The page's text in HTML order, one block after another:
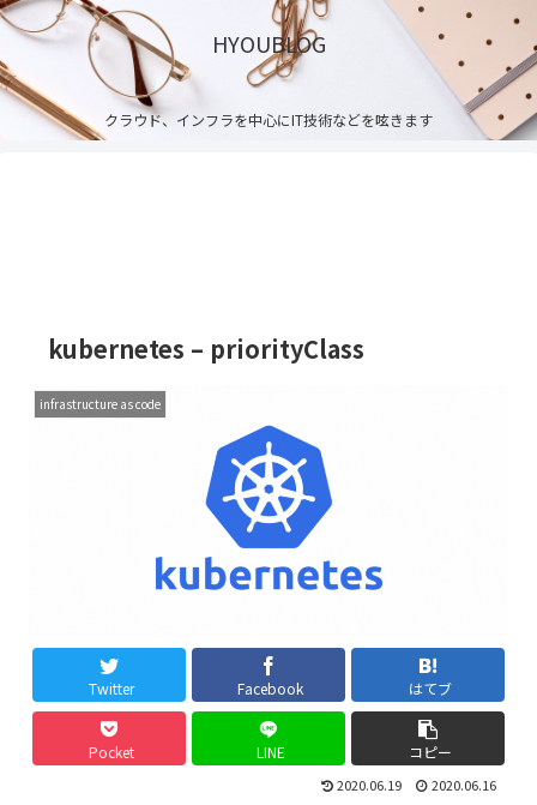
HYOUBLOG
クラウド、インフラを中心にIT技術などを呟きます
kubernetes – priorityClass
infrastructure as code
Twitter Facebook はてブ
Pocket LINE コピー
2020.06.19 2020.06.16